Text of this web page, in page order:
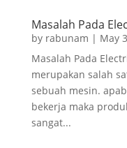
Masalah Pada
by rabunam | May
Masalah Pada
merupakan salah
sebuah mesin.
bekerja maka
sangat...